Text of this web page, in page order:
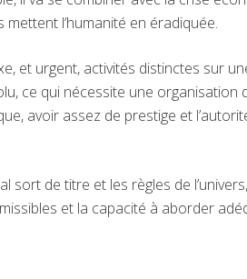
l’humanité en éradiquée.
et urgent, activités distinctes sur
ce qui nécessite une organisation
avoir assez de prestige et
sort de titre et les règles de
et la capacité à aborder